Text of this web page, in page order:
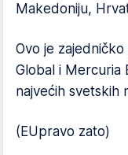
Makedoniju,
Ovo je
Global i Mercuria
najvećih svetskih
(EUpravo zato)